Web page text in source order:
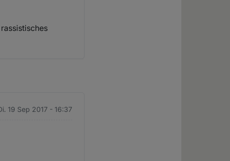
19 Sep 2017 - 16:37